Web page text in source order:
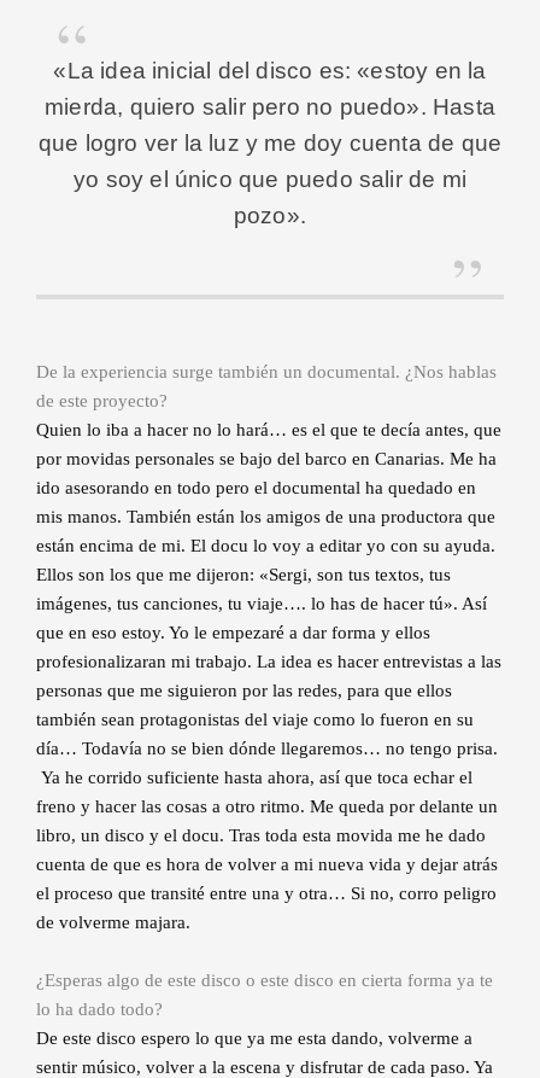
«La idea inicial del disco es: «estoy en la
mierda, quiero salir pero no puedo». Hasta
que logro ver la luz y me doy cuenta de que
yo soy el único que puedo salir de mi
pozo».
De la experiencia surge también un documental. ¿Nos hablas
de este proyecto?
Quien lo iba a hacer no lo hará… es el que te decía antes, que
por movidas personales se bajo del barco en Canarias. Me ha
ido asesorando en todo pero el documental ha quedado en
mis manos. También están los amigos de una productora que
están encima de mi. El docu lo voy a editar yo con su ayuda.
Ellos son los que me dijeron: «Sergi, son tus textos, tus
imágenes, tus canciones, tu viaje…. lo has de hacer tú». Así
que en eso estoy. Yo le empezaré a dar forma y ellos
profesionalizaran mi trabajo. La idea es hacer entrevistas a las
personas que me siguieron por las redes, para que ellos
también sean protagonistas del viaje como lo fueron en su
día… Todavía no se bien dónde llegaremos… no tengo prisa.
Ya he corrido suficiente hasta ahora, así que toca echar el
freno y hacer las cosas a otro ritmo. Me queda por delante un
libro, un disco y el docu. Tras toda esta movida me he dado
cuenta de que es hora de volver a mi nueva vida y dejar atrás
el proceso que transité entre una y otra… Si no, corro peligro
de volverme majara.
¿Esperas algo de este disco o este disco en cierta forma ya te
lo ha dado todo?
De este disco espero lo que ya me esta dando, volverme a
sentir músico, volver a la escena y disfrutar de cada paso. Ya